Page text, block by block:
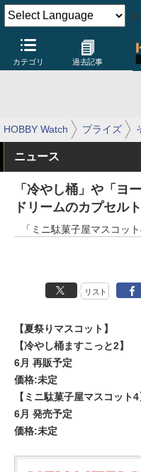
カテゴリ 過去記事
HOBBY Watch プライズ
ニュース
「冷やし桶」や「ヨ
ドリームのカプセル
「ミニ駄菓子屋マスコッ
リスト
【夏祭りマスコット】
【冷やし桶ますこっと2】
6月 再販予定
価格:未定
【ミニ駄菓子屋マスコット4
6月 発売予定
価格:未定